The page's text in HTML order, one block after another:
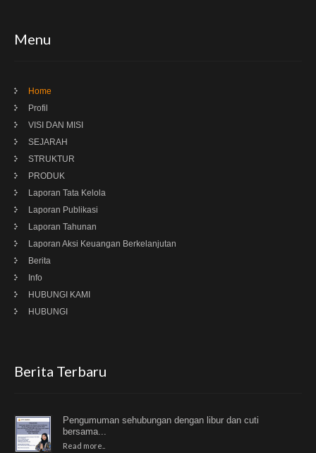
Menu
Home
Profil
VISI DAN MISI
SEJARAH
STRUKTUR
PRODUK
Laporan Tata Kelola
Laporan Publikasi
Laporan Tahunan
Laporan Aksi Keuangan Berkelanjutan
Berita
Info
HUBUNGI KAMI
HUBUNGI
Berita Terbaru
Pengumuman sehubungan dengan libur dan cuti
bersama...
Read more..